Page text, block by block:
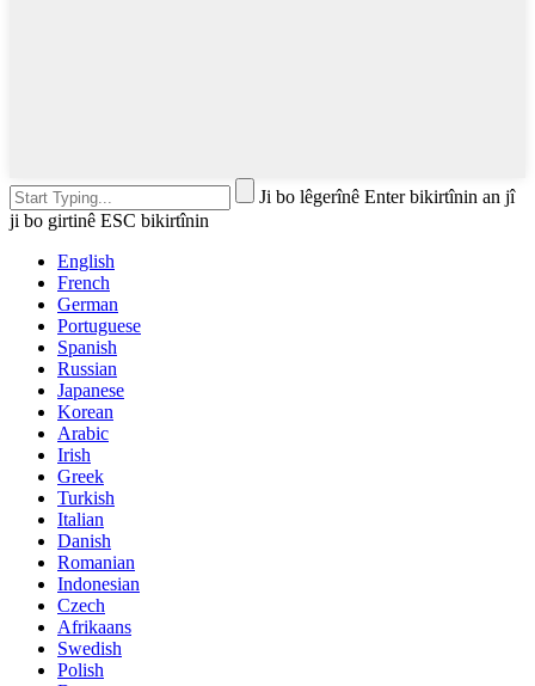
Ji bo lêgerînê Enter bikirtînin an jî
ji bo girtinê ESC bikirtînin
English
French
German
Portuguese
Spanish
Russian
Japanese
Korean
Arabic
Irish
Greek
Turkish
Italian
Danish
Romanian
Indonesian
Czech
Afrikaans
Swedish
Polish